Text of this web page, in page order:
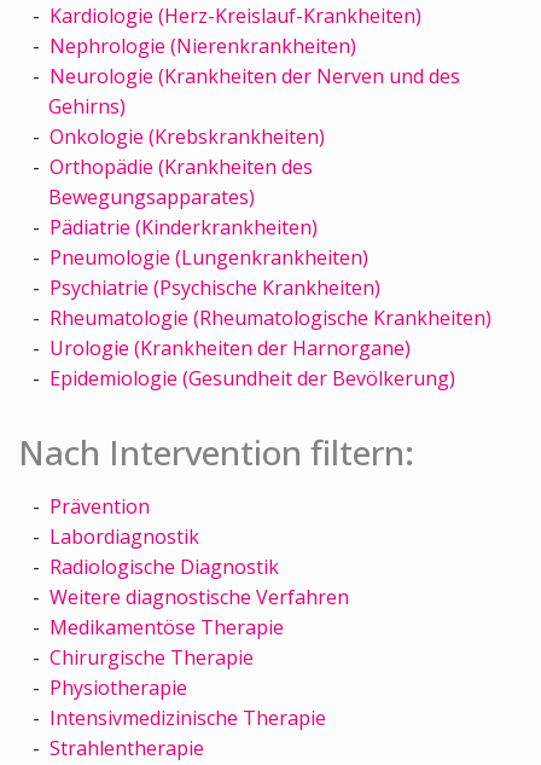
Kardiologie (Herz-Kreislauf-Krankheiten)
Nephrologie (Nierenkrankheiten)
Neurologie (Krankheiten der Nerven und des
Gehirns)
Onkologie (Krebskrankheiten)
Orthopädie (Krankheiten des
Bewegungsapparates)
Pädiatrie (Kinderkrankheiten)
Pneumologie (Lungenkrankheiten)
Psychiatrie (Psychische Krankheiten)
Rheumatologie (Rheumatologische Krankheiten)
Urologie (Krankheiten der Harnorgane)
Epidemiologie (Gesundheit der Bevölkerung)
Nach Intervention filtern:
Prävention
Labordiagnostik
Radiologische Diagnostik
Weitere diagnostische Verfahren
Medikamentöse Therapie
Chirurgische Therapie
Physiotherapie
Intensivmedizinische Therapie
Strahlentherapie